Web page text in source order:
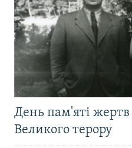
День пам'яті жертв
Великого терору